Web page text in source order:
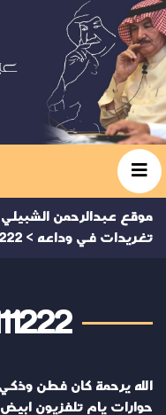
موقع عبدالرحمن الشبيلي
تغريدات في وداعه >
الله يرحمة كان فطن
حوارات يام تلفزيون